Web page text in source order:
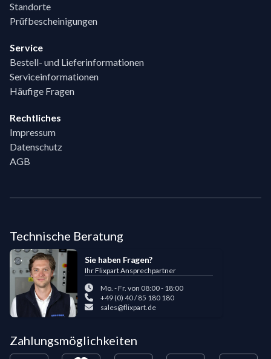
Standorte
Prüfbescheinigungen
Service
Bestell- und Lieferinformationen
Serviceinformationen
Häufige Fragen
Rechtliches
Impressum
Datenschutz
AGB
Technische Beratung
Sie haben Fragen?
Ihr Flixpart Ansprechpartner
Mo. - Fr. von 08:00 - 18:00
+49 (0) 40 / 85 180 180
sales@flixpart.de
Zahlungsmöglichkeiten